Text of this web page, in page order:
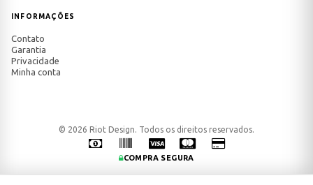
INFORMAÇÕES
Contato
Garantia
Privacidade
Minha conta
© 2026 Riot Design. Todos os direitos reservados.
COMPRA SEGURA